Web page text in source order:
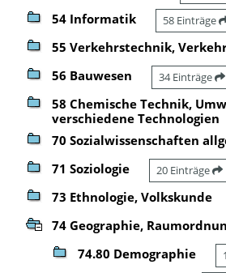
54 Informatik 58 Einträge
55 Verkehrstechnik,
56 Bauwesen 34 Einträge
58 Chemische Technik,
verschiedene Technologien
70 Sozialwissenschaften
71 Soziologie 20 Einträge
73 Ethnologie, Volkskunde
74 Geographie,
74.80 Demographie